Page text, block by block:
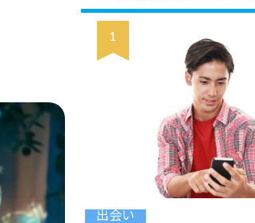
出会い